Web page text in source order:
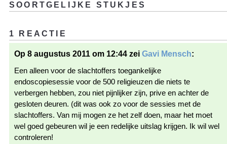
SOORTGELIJKE STUKJES
1 REACTIE
Op 8 augustus 2011 om 12:44 zei Gavi Mensch:
Een alleen voor de slachtoffers toegankelijke
endoscopiesessie voor de 500 religieuzen die niets te
verbergen hebben, zou niet pijnlijker zijn, prive en achter de
gesloten deuren. (dit was ook zo voor de sessies met de
slachtoffers. Van mij mogen ze het zelf doen, maar het moet
wel goed gebeuren wil je een redelijke uitslag krijgen. Ik wil wel
controleren!